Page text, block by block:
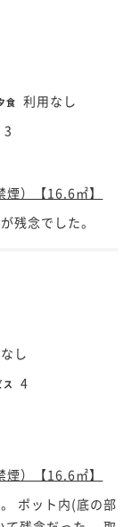
食 利用なし
3
）【16.6㎡】
残念でした。
し
ス 4
）【16.6㎡】
ポット内(底の部